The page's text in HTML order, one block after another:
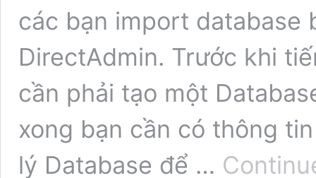
các bạn import database
DirectAdmin. Trước khi
cần phải tạo một
xong bạn cần có thông
lý Database để …